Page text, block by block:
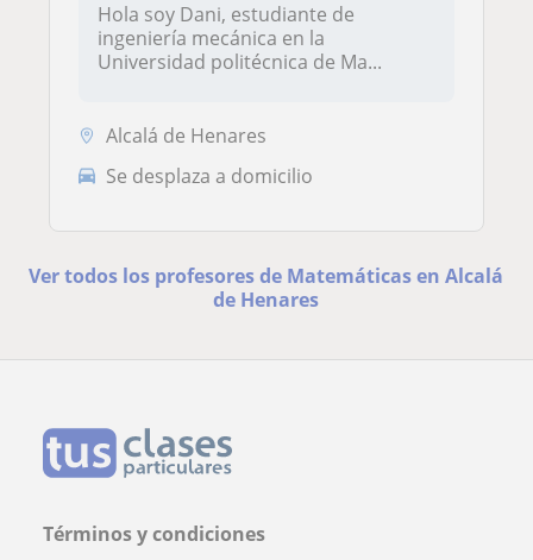
Hola soy Dani, estudiante de
ingeniería mecánica en la
Universidad politécnica de Ma...
Alcalá de Henares
Se desplaza a domicilio
Ver todos los profesores de Matemáticas en Alcalá
de Henares
Términos y condiciones